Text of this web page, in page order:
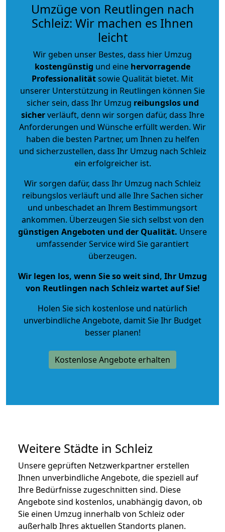
Umzüge von Reutlingen nach
Schleiz: Wir machen es Ihnen
leicht
Wir geben unser Bestes, dass hier Umzug
kostengünstig und eine hervorragende
Professionalitätsowie Qualität bietet. Mit
unserer Unterstützung in Reutlingen können Sie
sicher sein, dass Ihr Umzug reibungslos und
sicherverläuft, denn wir sorgen dafür, dass Ihre
Anforderungen und Wünsche erfüllt werden. Wir
haben die besten Partner, um Ihnen zu helfen
und sicherzustellen, dass Ihr Umzug nach Schleiz
ein erfolgreicher ist.
Wir sorgen dafür, dass Ihr Umzug nach Schleiz
reibungslos verläuft und alle Ihre Sachen sicher
und unbeschadet an Ihrem Bestimmungsort
ankommen. Überzeugen Sie sich selbst von den
günstigen Angeboten und der Qualität. Unsere
umfassender Service wird Sie garantiert
überzeugen.
Wir legen los, wenn Sie so weit sind, Ihr Umzug
von Reutlingen nach Schleiz wartet auf Sie!
Holen Sie sich kostenlose und natürlich
unverbindliche Angebote, damit Sie Ihr Budget
besser planen!
Kostenlose Angebote erhalten
Weitere Städte in Schleiz
Unsere geprüften Netzwerkpartner erstellen
Ihnen unverbindliche Angebote, die speziell auf
Ihre Bedürfnisse zugeschnitten sind. Diese
Angebote sind kostenlos, unabhängig davon, ob
Sie einen Umzug innerhalb von Schleiz oder
außerhalb Ihres aktuellen Standorts planen.